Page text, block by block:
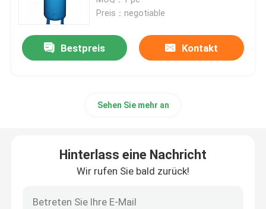
Metallisch dichtende Absperrklappe
Preis：negotiable
Bestpreis Kontakt
Sehen Sie mehr an
Hinterlass eine Nachricht
Wir rufen Sie bald zurück!